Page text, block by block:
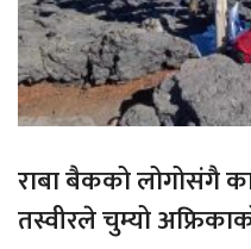
राबा बैकको लोगोसंगै
तस्वीरले चुम्यो